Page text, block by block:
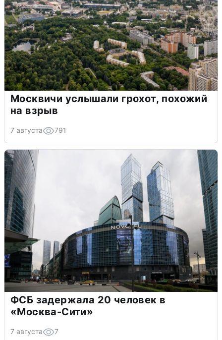
Москвичи услышали грохот, похожий
на взрыв
7 августа 791
ФСБ задержала 20 человек в
«Москва-Сити»
7 августа 7